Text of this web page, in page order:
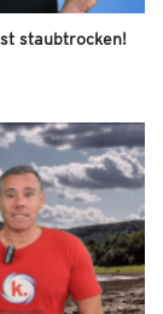
staubtrocken!